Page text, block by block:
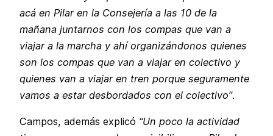
acá en Pilar en la Consejería a las 10 de la
mañana juntarnos con los compas que van a
viajar a la marcha y ahí organizándonos quienes
son los compas que van a viajar en colectivo y
quienes van a viajar en tren porque seguramente
vamos a estar desbordados con el colectivo”.
Campos, además explicó “Un poco la actividad